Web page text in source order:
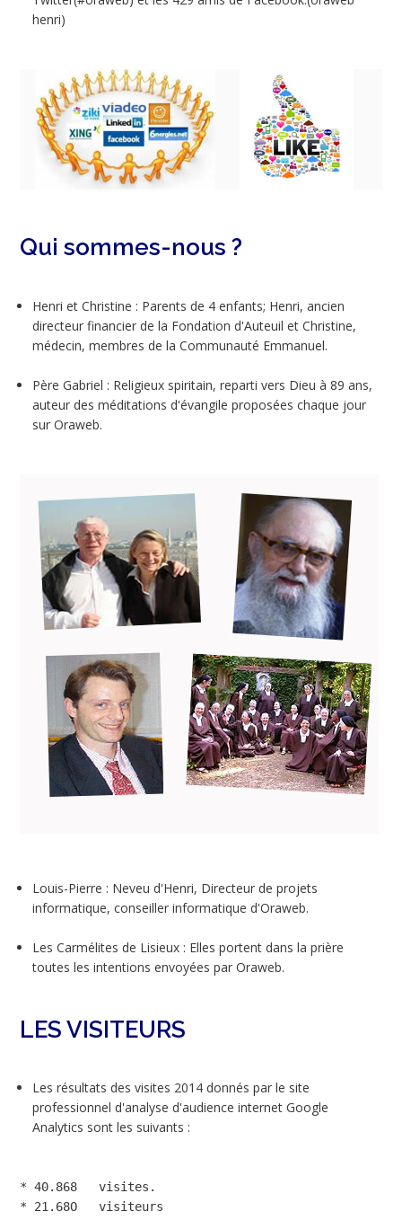
henri)
Qui sommes-nous ?
Henri et Christine : Parents de 4 enfants; Henri, ancien
directeur financier de la Fondation d'Auteuil et Christine,
médecin, membres de la Communauté Emmanuel.
Père Gabriel : Religieux spiritain, reparti vers Dieu à 89 ans,
auteur des méditations d'évangile proposées chaque jour
sur Oraweb.
Louis-Pierre : Neveu d'Henri, Directeur de projets
informatique, conseiller informatique d'Oraweb.
Les Carmélites de Lisieux : Elles portent dans la prière
toutes les intentions envoyées par Oraweb.
LES VISITEURS
Les résultats des visites 2014 donnés par le site
professionnel d'analyse d'audience internet Google
Analytics sont les suivants :
* 40.868   visites.
* 21.68O   visiteurs